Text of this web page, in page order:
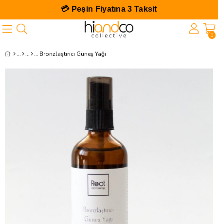
💳 Peşin Fiyatına 3 Taksit
0
Bronzlaştırıcı Güneş Yağı